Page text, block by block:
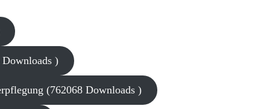
)
(762068 Downloads )